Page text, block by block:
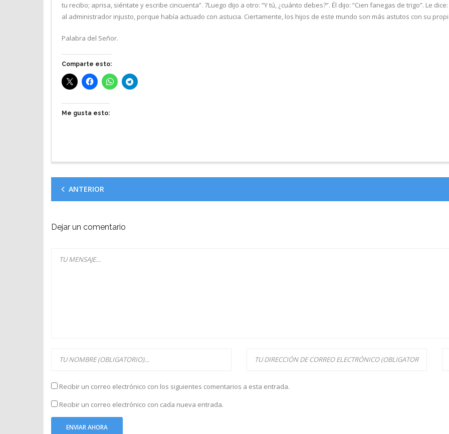
tu recibo; aprisa, siéntate y escribe cincuenta”. 7Luego dijo a otro: “Y tú, ¿cuánto debes?”. Él dijo: “Cien fanegas de trigo”. Le
al administrador injusto, porque había actuado con astucia. Ciertamente, los hijos de este mundo son más astutos con su
Palabra del Señor.
Comparte esto:
Me gusta esto:
ANTERIOR
Dejar un comentario
Recibir un correo electrónico con los siguientes comentarios a esta entrada.
Recibir un correo electrónico con cada nueva entrada.